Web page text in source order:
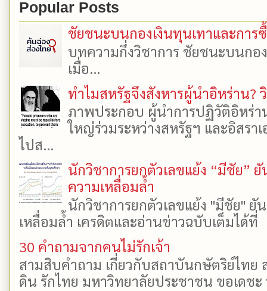
Popular Posts
ชัยชนะบนกองเงินทุนเทาและการ
บทความกึ่งวิชาการ ชัยชนะบนกอ
เมื่อ...
ทำไมสหรัฐจึงสังหารผู้นำอิหร่าน?
ภาพประกอบ ผู้นำการปฏิวัติอิหร่า
ใหญ่ร่วมระหว่างสหรัฐฯ และอิสรา
ไปส...
นักวิชาการยกตัวเลขแย้ง “มีชัย”
ความเหลื่อมล้ำ
นักวิชาการยกตัวเลขแย้ง "มีชัย"
เหลื่อมล้ำ เครดิตและอ่านข่าวฉบับเต็มได้
30 คำถามจากคนไม่รักเจ้า
สามสิบคำถาม เกี่ยวกับสถาบันกษัตริย์ไทย
ดิน รักไทย มหาวิทยาลัยประชาชน ขอเดช